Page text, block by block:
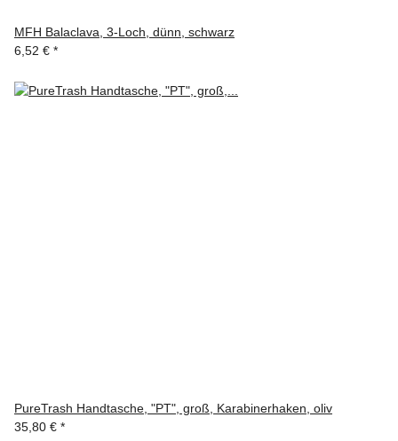
MFH Balaclava, 3-Loch, dünn, schwarz
6,52 € *
PureTrash Handtasche, "PT", groß, Karabinerhaken, oliv
35,80 € *